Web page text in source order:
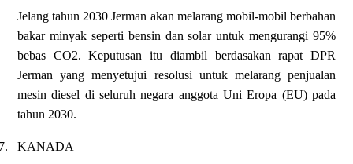
Jelang tahun 2030 Jerman akan melarang mobil-mobil berbahan
bakar minyak seperti bensin dan solar untuk mengurangi 95%
bebas CO2. Keputusan itu diambil berdasakan rapat DPR
Jerman yang menyetujui resolusi untuk melarang penjualan
mesin diesel di seluruh negara anggota Uni Eropa (EU) pada
tahun 2030.
KANADA